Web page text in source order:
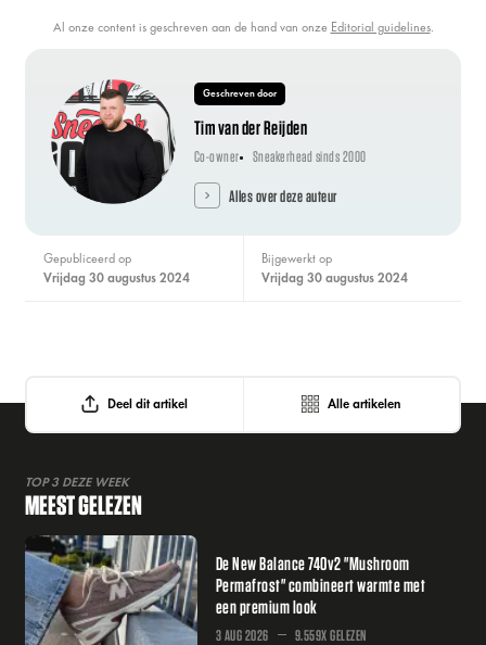
Al onze content is geschreven aan de hand van onze Editorial guidelines.
Geschreven door
Tim van der Reijden
Co-owner Sneakerhead sinds 2000
Alles over deze auteur
Gepubliceerd op
vrijdag 30 augustus 2024
Bijgewerkt op
vrijdag 30 augustus 2024
Deel dit artikel Alle artikelen
TOP 3 DEZE WEEK
MEEST GELEZEN
De New Balance 740v2 "Mushroom
Permafrost" combineert warmte met
een premium look
3 AUG 2026 9.559X GELEZEN